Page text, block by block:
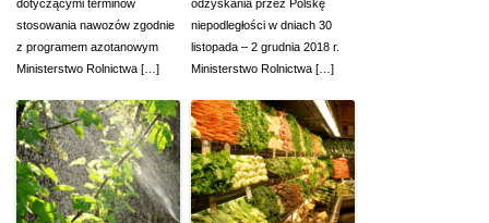
dotyczącymi terminów
stosowania nawozów zgodnie
z programem azotanowym
Ministerstwo Rolnictwa […]
odzyskania przez Polskę
niepodległości w dniach 30
listopada – 2 grudnia 2018 r.
Ministerstwo Rolnictwa […]